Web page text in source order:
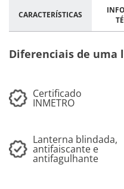
CARACTERÍSTICAS
Diferenciais de uma
Certificado
INMETRO
Lanterna blindada,
antifaiscante e
antifagulhante